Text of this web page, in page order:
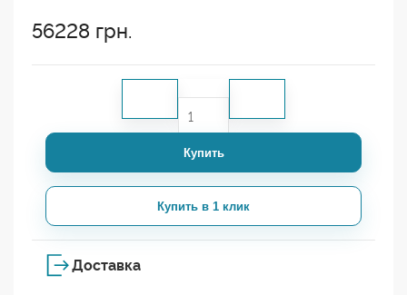
56228 грн.
Купить
Купить в 1 клик
Доставка